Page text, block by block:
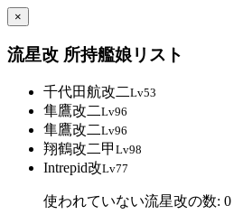
×
流星改 所持艦娘リスト
千代田航改二Lv53
隼鷹改二Lv96
隼鷹改二Lv96
翔鶴改二甲 Lv98
Intrepid改Lv77
使われていない流星改の数: 0